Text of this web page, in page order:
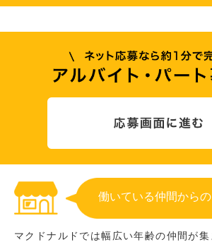
働いている仲間から
マクドナルドでは幅広い年齢の仲間が